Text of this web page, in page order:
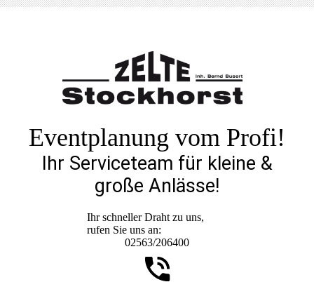
Eventplanung vom Profi!
Ihr Serviceteam für kleine &
große Anlässe!
Ihr schneller Draht zu uns,
rufen Sie uns an:
02563/206400